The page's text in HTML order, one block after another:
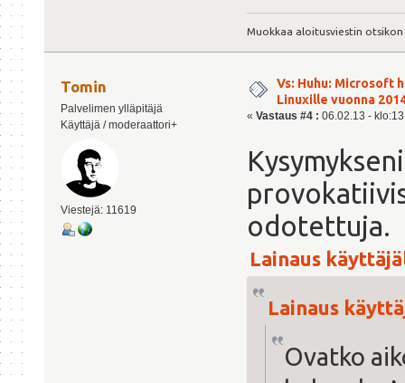
Muokkaa aloitusviestin otsikon
Tomin
Palvelimen ylläpitäjä
Käyttäjä / moderaattori+
Viestejä: 11619
Vs: Huhu: Microsoft
Linuxille vuonna
« Vastaus #4 : 06.02.13 -
odotettuja.
Lainaus
Lainaus
Ovatko